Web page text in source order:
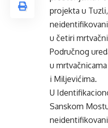
projekta u
u četiri
Područnog
u
i Miljevićima.
U
Sanskom